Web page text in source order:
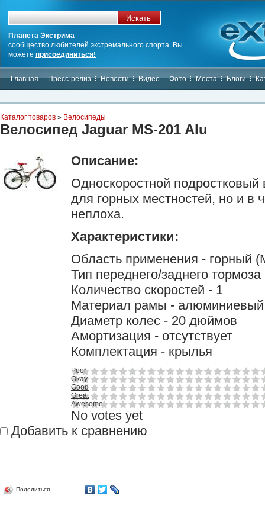
Планета Экстрима -
сообщество любителей экстремального спорта. Вы
можете присоединиться!
Главная Пресс-релиз Новости Видео Фото Места Блоги
Каталог товаров » Велосипеды
Велосипед Jaguar MS-201 Alu
Описание:
Односкоростной
для горных местностей, но и в
неплоха.
Характеристики:
Область применения - горный
Тип переднего/заднего
Количество скоростей - 1
Материал рамы - алюминиевый
Диаметр колес - 20 дюймов
Амортизация - отсутствует
Комплектация - крылья
Poor
Okay
Good
Great
Awesome
No votes yet
Добавить к сравнению
Поделиться